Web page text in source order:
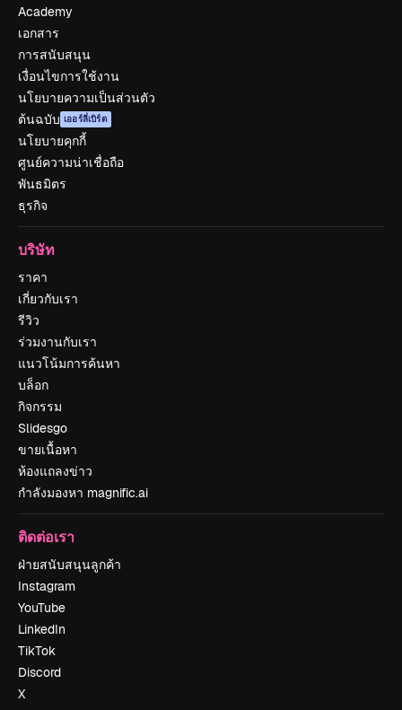
Academy
เอกสาร
การสนับสนุน
เงื่อนไขการใช้งาน
นโยบายความเป็นส่วนตัว
ต้นฉบับ เออร์ลี่เบิร์ด
นโยบายคุกกี้
ศูนย์ความน่าเชื่อถือ
พันธมิตร
ธุรกิจ
บริษัท
ราคา
เกี่ยวกับเรา
รีวิว
ร่วมงานกับเรา
แนวโน้มการค้นหา
บล็อก
กิจกรรม
Slidesgo
ขายเนื้อหา
ห้องแถลงข่าว
กำลังมองหา magnific.ai
ติดต่อเรา
ฝ่ายสนับสนุนลูกค้า
Instagram
YouTube
LinkedIn
TikTok
Discord
X